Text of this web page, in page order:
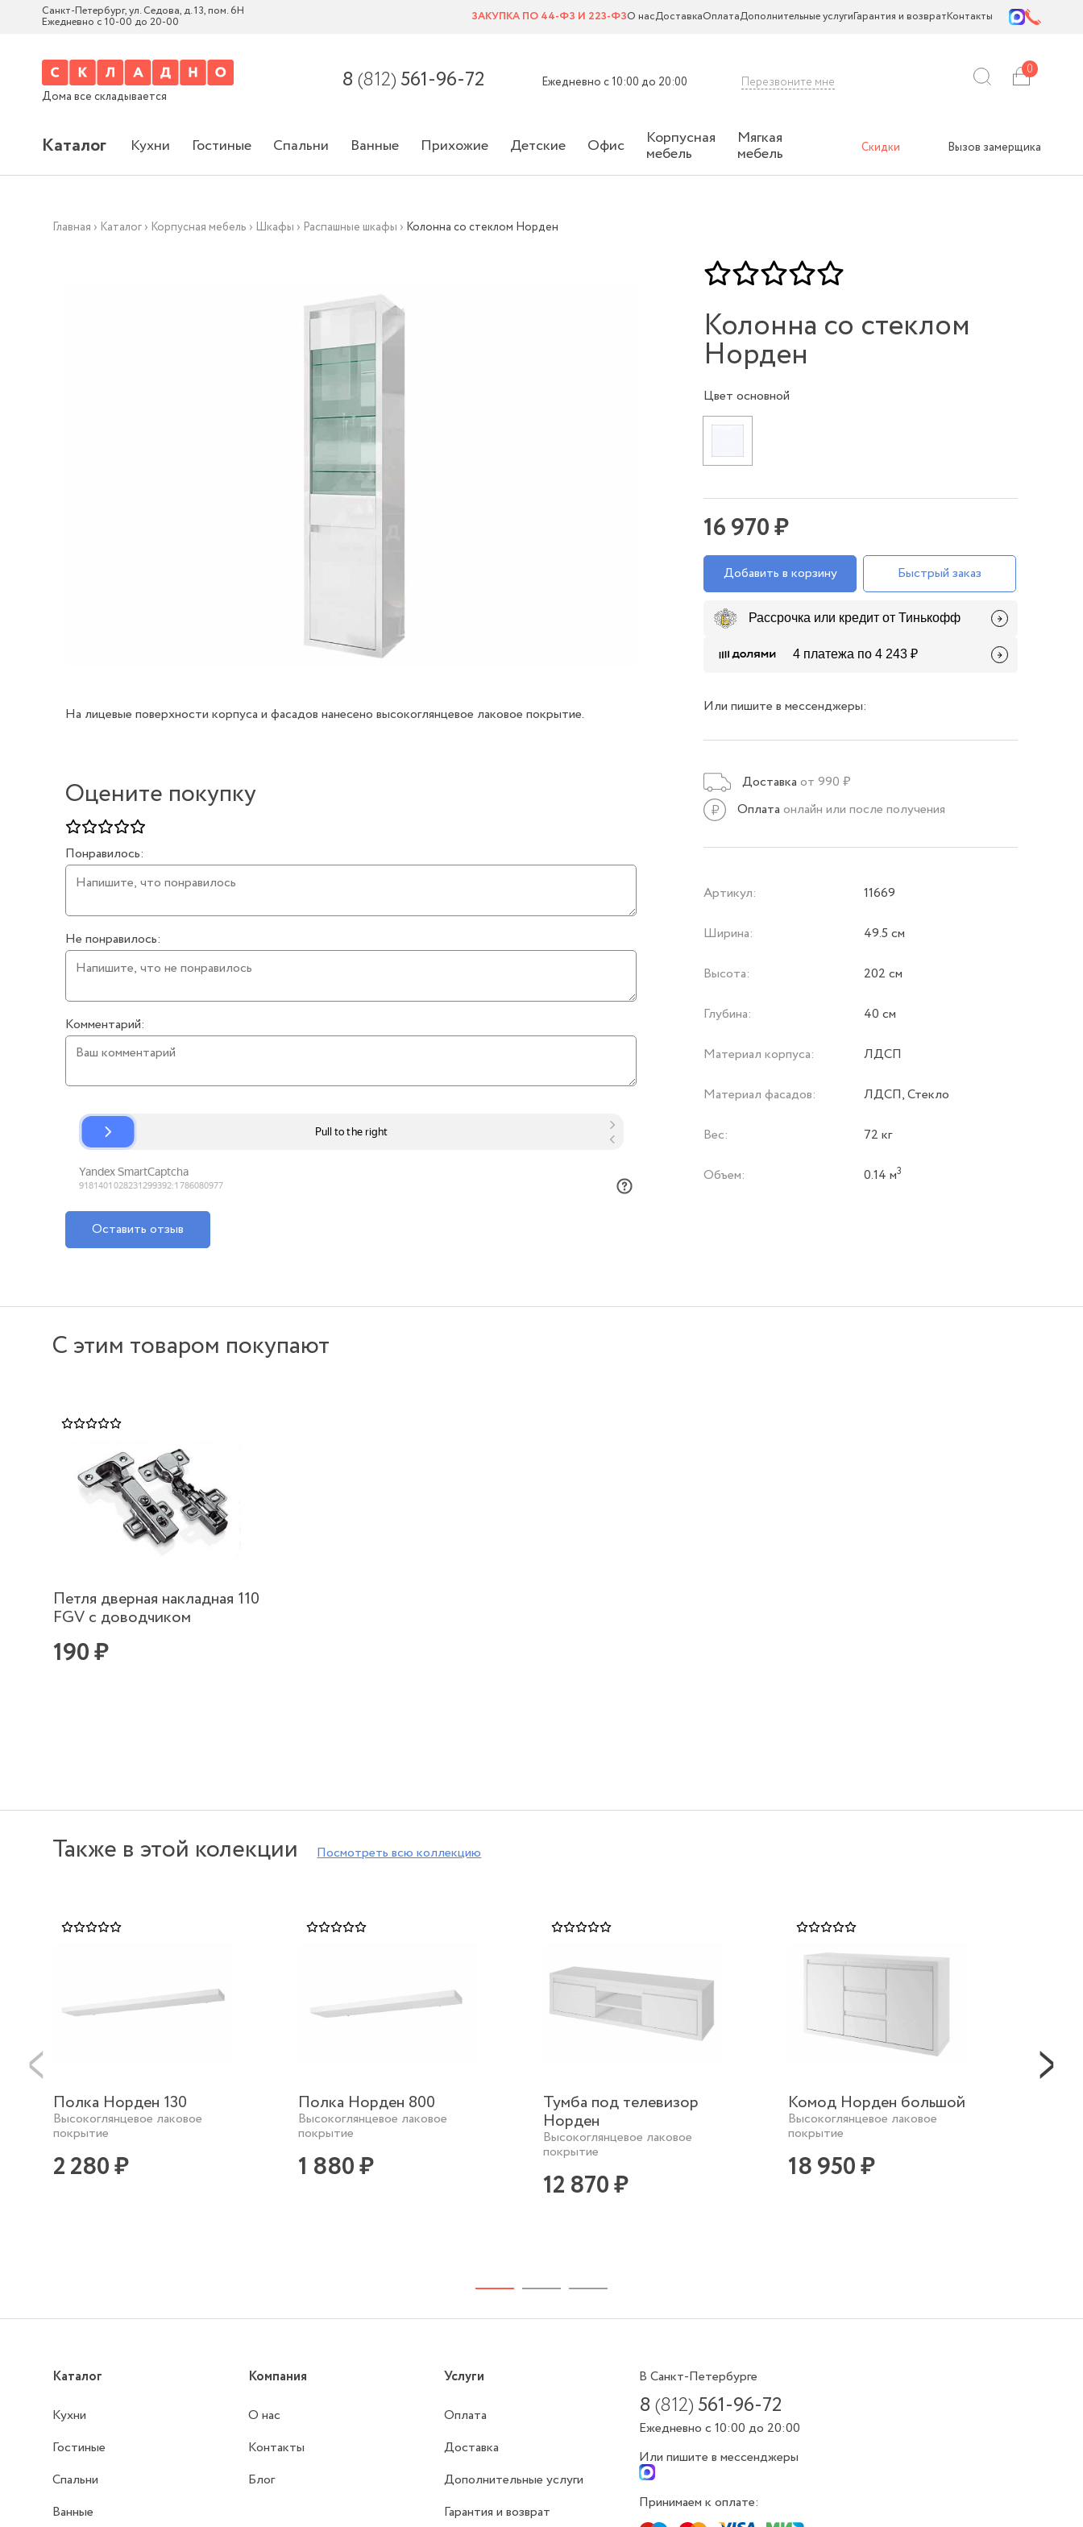
Санкт-Петербург, ул. Седова, д. 13, пом. 6Н
Ежедневно с 10-00 до 20-00 ЗАКУПКА ПО 44-ФЗ И 223-ФЗО насДоставкаОплатаДополнительные услугиГарантия и возвратКонтакты
Дома все складывается
8 (812) 561-96-72 Ежедневно с 10:00 до 20:00 Перезвоните мне
0
Каталог Кухни Гостиные Спальни Ванные Прихожие Детские Офис Корпусная
мебель
Мягкая
мебель Скидки Вызов замерщика
Главная › Каталог › Корпусная мебель › Шкафы › Распашные шкафы › Колонна со стеклом Норден
На лицевые поверхности корпуса и фасадов нанесено высокоглянцевое лаковое покрытие.
Оцените покупку
Понравилось:
Не понравилось:
Комментарий:
Оставить отзыв
Колонна со стеклом
Норден
Цвет основной
16 970 ₽
Добавить в корзину Быстрый заказ
Рассрочка или кредит от Тинькофф
4 платежа по 4 243 ₽
Или пишите в мессенджеры:
Доставка от 990 ₽
Оплата онлайн или после получения
Артикул: 11669
Ширина: 49.5 см
Высота: 202 см
Глубина: 40 см
Материал корпуса: ЛДСП
Материал фасадов: ЛДСП, Стекло
Вес: 72 кг
Объем: 0.14 м3
С этим товаром покупают
Петля дверная накладная 110
FGV с доводчиком
190 ₽
Также в этой колекции Посмотреть всю коллекцию
Полка Норден 130
Высокоглянцевое лаковое
покрытие
2 280 ₽
Полка Норден 800
Высокоглянцевое лаковое
покрытие
1 880 ₽
Тумба под телевизор
Норден
Высокоглянцевое лаковое
покрытие
12 870 ₽
Комод Норден большой
Высокоглянцевое лаковое
покрытие
18 950 ₽
Каталог
Кухни
Гостиные
Спальни
Ванные
Компания
О нас
Контакты
Блог
Услуги
Оплата
Доставка
Дополнительные услуги
Гарантия и возврат
В Санкт-Петербурге
8(812) 561-96-72
Ежедневно с 10:00 до 20:00
Или пишите в мессенджеры
Принимаем к оплате: